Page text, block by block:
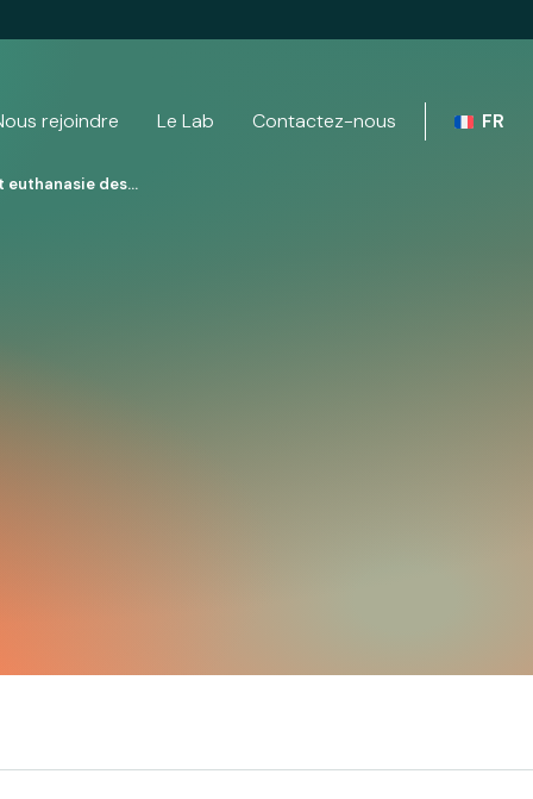
rejoindre Le Lab Contactez-nous FR
euthanasie des…